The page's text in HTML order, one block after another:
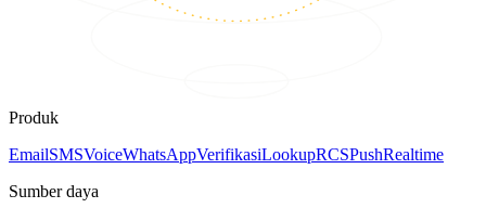
Produk
EmailSMSVoiceWhatsAppVerifikasiLookupRCSPushRealtime
Sumber daya